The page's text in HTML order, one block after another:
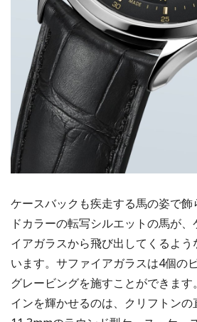
ケースバックも疾走する馬の姿で
ドカラーの転写シルエットの馬が
イアガラスから飛び出してくるよ
います。サファイアガラスは4個の
グレービングを施すことができま
インを輝かせるのは、クリフトンの